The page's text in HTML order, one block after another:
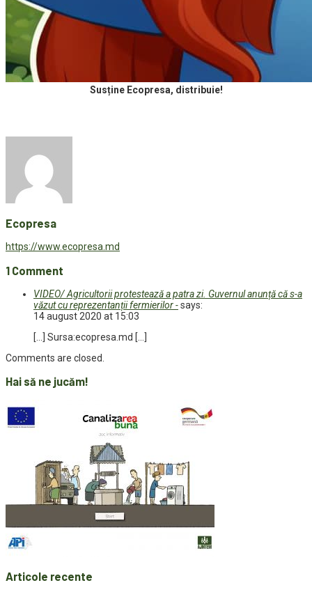
Susține Ecopresa, distribuie!
Ecopresa
https://www.ecopresa.md
1 Comment
VIDEO/ Agricultorii protestează a patra zi. Guvernul anunță că s-a
văzut cu reprezentanții fermierilor -says:
14 august 2020 at 15:03
[…] Sursa:ecopresa.md […]
Comments are closed.
Hai să ne jucăm!
Articole recente